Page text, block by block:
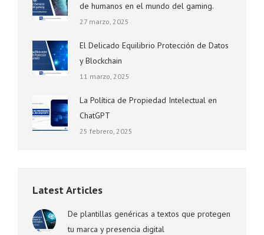
de humanos en el mundo del gaming.
27 marzo, 2025
El Delicado Equilibrio Protección de Datos
y Blockchain
11 marzo, 2025
La Política de Propiedad Intelectual en
ChatGPT
25 febrero, 2025
Latest Articles
De plantillas genéricas a textos que protegen
tu marca y presencia digital